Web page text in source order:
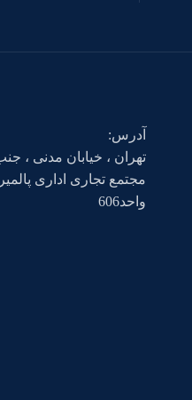
آدرس:
تهران ، خیابان مدنی ،
واحد606